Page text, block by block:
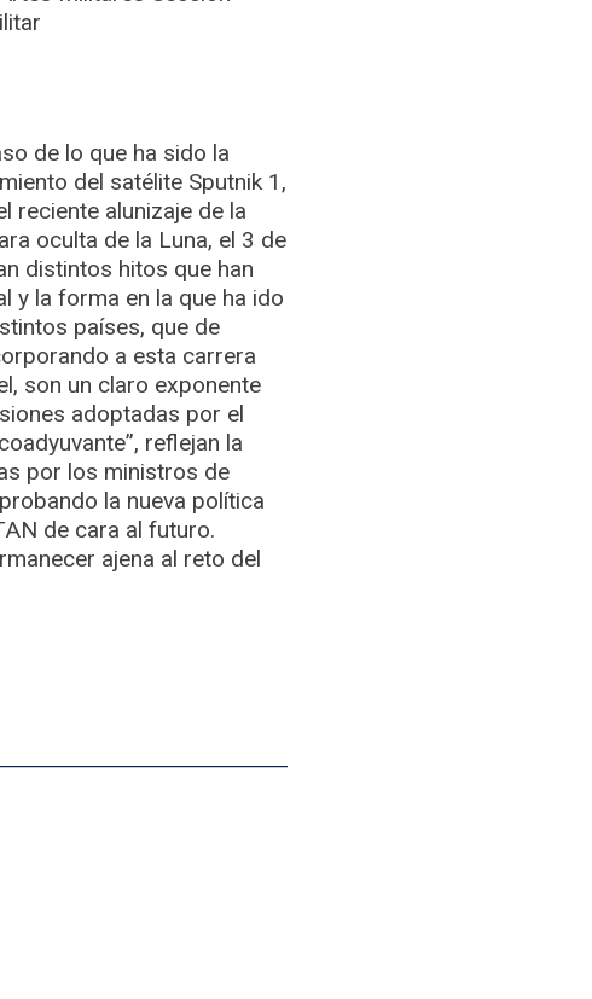
de lo que ha sido la
del satélite Sputnik 1,
reciente alunizaje de la
oculta de la Luna, el 3 de
distintos hitos que han
y la forma en la que ha ido
países, que de
a esta carrera
son un claro exponente
adoptadas por el
reflejan la
por los ministros de
la nueva política
de cara al futuro.
ajena al reto del